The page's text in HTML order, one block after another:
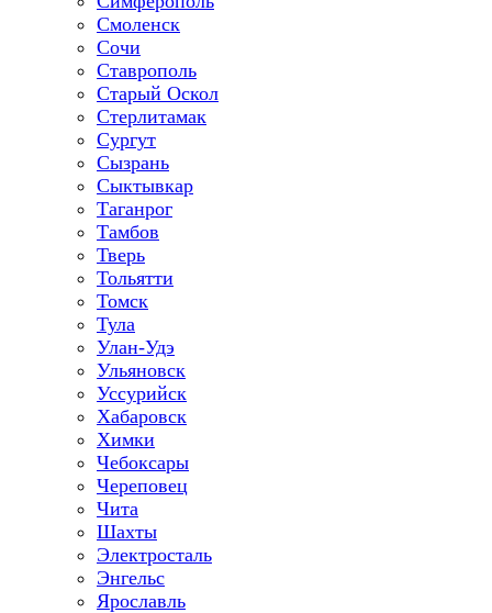
Смоленск
Сочи
Ставрополь
Старый Оскол
Стерлитамак
Сургут
Сызрань
Сыктывкар
Таганрог
Тамбов
Тверь
Тольятти
Томск
Тула
Улан-Удэ
Ульяновск
Уссурийск
Хабаровск
Химки
Чебоксары
Череповец
Чита
Шахты
Электросталь
Энгельс
Ярославль